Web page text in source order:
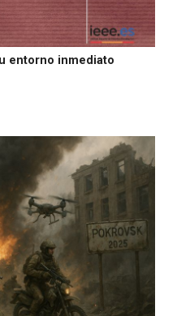
entorno inmediato
php - assumed
a future version of PHP)
publicaciones.php